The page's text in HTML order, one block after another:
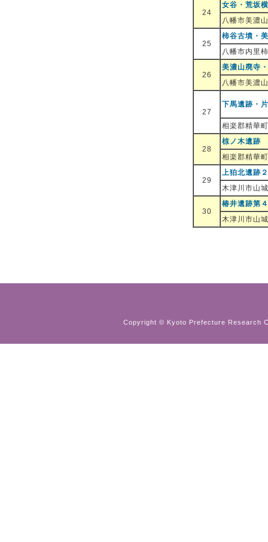
24
女谷・荒坂
八幡市美濃
25
柿谷古墳・
八幡市内里
26
美濃山廃寺
八幡市美濃
27
下馬遺跡・
相楽郡精華
28
椋ノ木遺跡
相楽郡精華
29
上狛北遺跡
木津川市山
30
椿井遺跡第
木津川市山
Copyright © Kyoto Prefecture Research